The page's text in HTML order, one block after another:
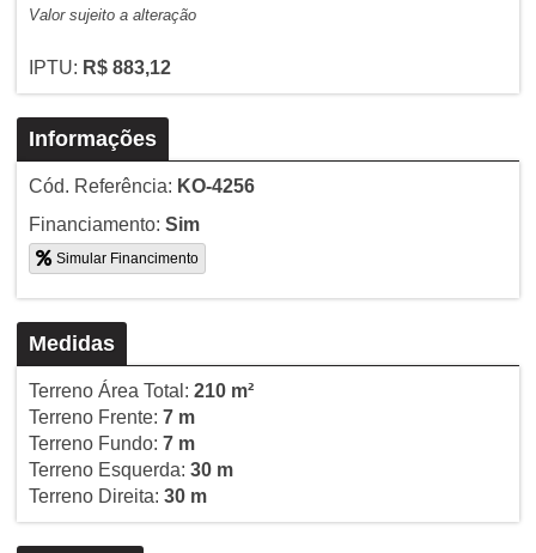
Valor sujeito a alteração
IPTU: R$ 883,12
Informações
Cód. Referência: KO-4256
Financiamento: Sim
Simular Financimento
Medidas
Terreno Área Total: 210 m²
Terreno Frente: 7 m
Terreno Fundo: 7 m
Terreno Esquerda: 30 m
Terreno Direita: 30 m